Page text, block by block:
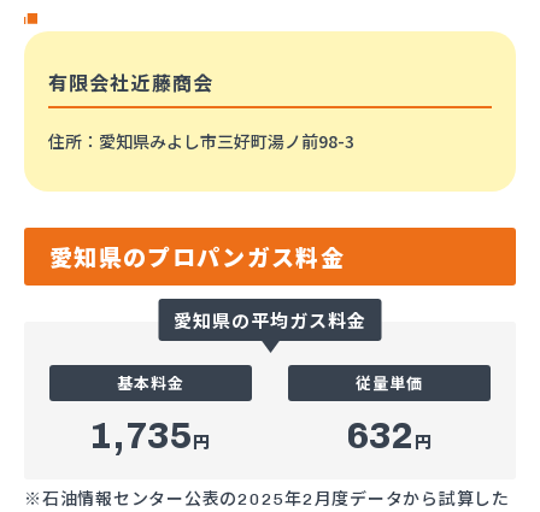
有限会社近藤商会
住所 ：愛知県みよし市三好町湯ノ前98-3
愛知県のプロパンガス料金
愛知県の平均ガス料金
基本料金
1,735円
従量単価
632 円
※石油情報センター公表の2025年2月度データから試算した